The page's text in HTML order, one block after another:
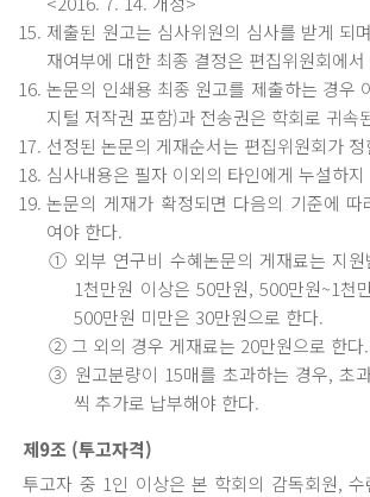
제출된 원고는 심사위원의 심사를 받게 되
재여부에 대한 최종 결정은 편집위원회에서
논문의 인쇄용 최종 원고를 제출하는 경우
지털 저작권 포함)과 전송권은 학회로 귀속
선정된 논문의 게재순서는 편집위원회가 정
심사내용은 필자 이외의 타인에게 누설하지
논문의 게재가 확정되면 다음의 기준에
여야 한다.
① 외부 연구비 수혜논문의 게재료는 지원
1천만원 이상은 50만원, 500만원~1천
500만원 미만은 30만원으로 한다.
② 그 외의 경우 게재료는 20만원으로 한다.
③ 원고분량이 15매를 초과하는 경우, 초
씩 추가로 납부해야 한다.
제9조 (투고자격)
투고자 중 1인 이상은 본 학회의 감독회원, 수